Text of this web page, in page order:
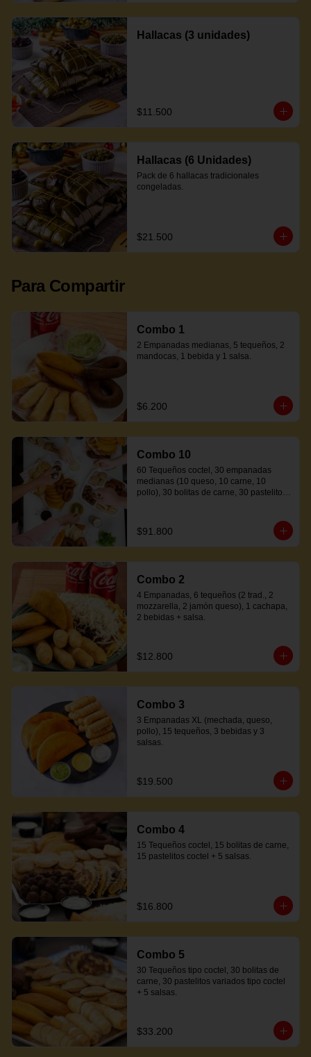
Hallacas (3 unidades)
$11.500
Hallacas (6 Unidades)
Pack de 6 hallacas tradicionales
congeladas.
$21.500
Para Compartir
Combo 1
2 Empanadas medianas, 5 tequeños, 2
mandocas, 1 bebida y 1 salsa.
$6.200
Combo 10
60 Tequeños coctel, 30 empanadas
medianas (10 queso, 10 carne, 10
pollo), 30 bolitas de carne, 30 pastelitos
$91.800
Combo 2
4 Empanadas, 6 tequeños (2 trad., 2
mozzarella, 2 jamón queso), 1 cachapa,
2 bebidas + salsa.
$12.800
Combo 3
3 Empanadas XL (mechada, queso,
pollo), 15 tequeños, 3 bebidas y 3
salsas.
$19.500
Combo 4
15 Tequeños coctel, 15 bolitas de carne,
15 pastelitos coctel + 5 salsas.
$16.800
Combo 5
30 Tequeños tipo coctel, 30 bolitas de
carne, 30 pastelitos variados tipo coctel
+ 5 salsas.
$33.200